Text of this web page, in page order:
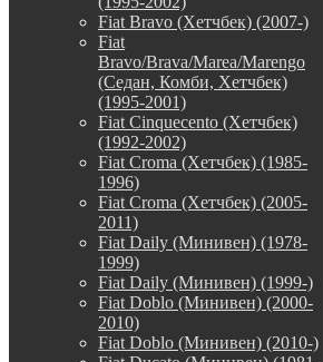
Fiat Bravo (Хетчбек) (2007-)
Fiat
Bravo/Brava/Marea/Marengo
(Седан, Комби, Хетчбек)
(1995-2001)
Fiat Cinquecento (Хетчбек)
(1992-2002)
Fiat Croma (Хетчбек) (1985-
1996)
Fiat Croma (Хетчбек) (2005-
2011)
Fiat Daily (Минивен) (1978-
1999)
Fiat Daily (Минивен) (1999-)
Fiat Doblo (Минивен) (2000-
2010)
Fiat Doblo (Минивен) (2010-)